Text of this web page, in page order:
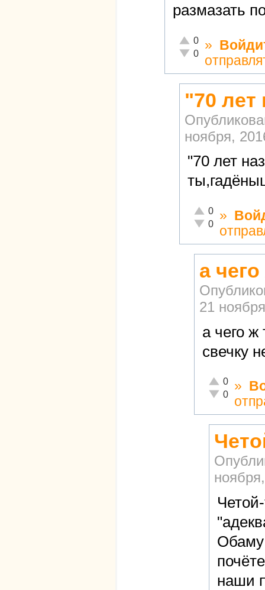
размазать
Отлично!
0
Неадекватно!
0
»
"70 лет
ноября,
"70 лет
Отлично!
0
Неадекватно!
0
»
а
21
а чего
свечку
Отлично!
0
Неадекватно!
0
»
Обаму
наши